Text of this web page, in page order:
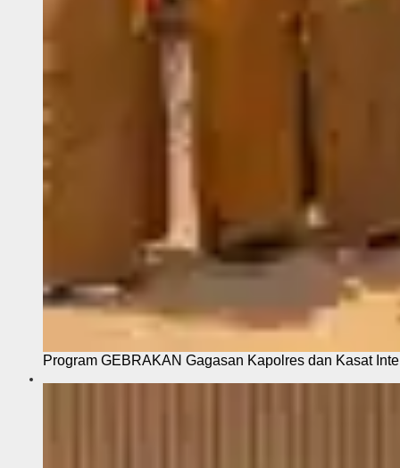
Program GEBRAKAN Gagasan Kapolres dan Kasat